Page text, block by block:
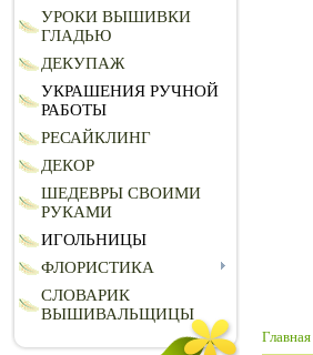
УРОКИ ВЫШИВКИ
ГЛАДЬЮ
ДЕКУПАЖ
УКРАШЕНИЯ РУЧНОЙ
РАБОТЫ
РЕСАЙКЛИНГ
ДЕКОР
ШЕДЕВРЫ СВОИМИ
РУКАМИ
ИГОЛЬНИЦЫ
ФЛОРИСТИКА
СЛОВАРИК
ВЫШИВАЛЬЩИЦЫ
Главная